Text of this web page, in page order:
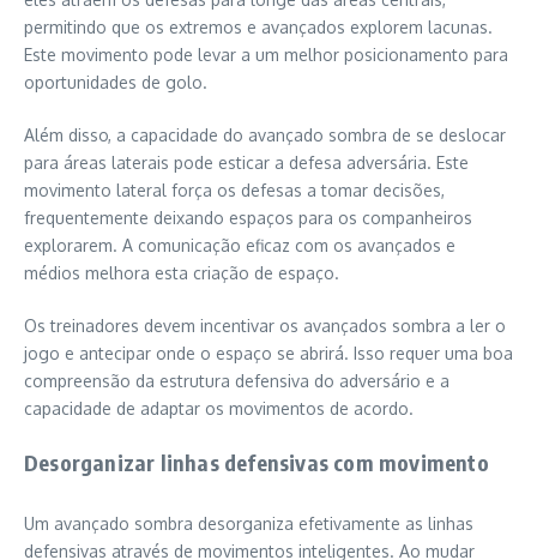
permitindo que os extremos e avançados explorem lacunas.
Este movimento pode levar a um melhor posicionamento para
oportunidades de golo.
Além disso, a capacidade do avançado sombra de se deslocar
para áreas laterais pode esticar a defesa adversária. Este
movimento lateral força os defesas a tomar decisões,
frequentemente deixando espaços para os companheiros
explorarem. A comunicação eficaz com os avançados e
médios melhora esta criação de espaço.
Os treinadores devem incentivar os avançados sombra a ler o
jogo e antecipar onde o espaço se abrirá. Isso requer uma boa
compreensão da estrutura defensiva do adversário e a
capacidade de adaptar os movimentos de acordo.
Desorganizar linhas defensivas com movimento
Um avançado sombra desorganiza efetivamente as linhas
defensivas através de movimentos inteligentes. Ao mudar